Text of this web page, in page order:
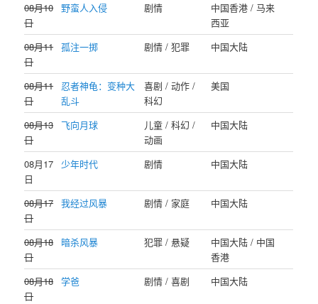
08月10
日
野蛮人入侵 剧情
中国香港 / 马来
西亚
08月11
日
孤注一掷 剧情 / 犯罪 中国大陆
08月11
日
忍者神龟：变种大
乱斗
喜剧 / 动作 /
科幻
美国
08月13
日
飞向月球
儿童 / 科幻 /
动画
中国大陆
08月17
日
少年时代 剧情 中国大陆
08月17
日
我经过风暴 剧情 / 家庭 中国大陆
08月18
日
暗杀风暴 犯罪 / 悬疑
中国大陆 / 中国
香港
08月18
日
学爸 剧情 / 喜剧 中国大陆